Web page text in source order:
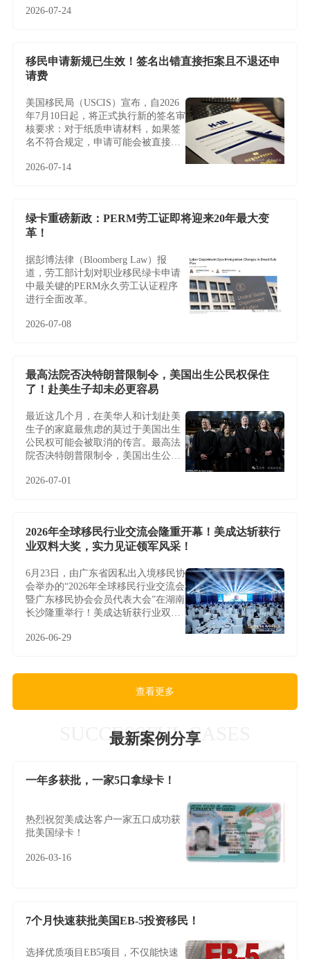
了一层特别的意义。
2026-07-24
移民申请新规已生效！签名出错直接拒案且不退还申
请费
美国移民局（USCIS）宣布，自2026
年7月10日起，将正式执行新的签名审
核要求：对于纸质申请材料，如果签
名不符合规定，申请可能会被直接拒
改机会。
2026-07-14
绿卡重磅新政：PERM劳工证即将迎来20年最大变
革！
据彭博法律（Bloomberg Law）报
道，劳工部计划对职业移民绿卡申请
中最关键的PERM永久劳工认证程序
进行全面改革。
2026-07-08
最高法院否决特朗普限制令，美国出生公民权保住
了！赴美生子却未必更容易
最近这几个月，在美华人和计划赴美
生子的家庭最焦虑的莫过于美国出生
公民权可能会被取消的传言。最高法
院否决特朗普限制令，美国出生公民
2026-07-01
2026年全球移民行业交流会隆重开幕！美成达斩获行
业双料大奖，实力见证领军风采！
6月23日，由广东省因私出入境移民协
会举办的“2026年全球移民行业交流会
暨广东移民协会会员代表大会”在湖南
长沙隆重举行！美成达斩获行业双料
2026-06-29
查看更多
SUCCESSFUL CASES
最新案例分享
一年多获批，一家5口拿绿卡！
热烈祝贺美成达客户一家五口成功获
批美国绿卡！
2026-03-16
7个月快速获批美国EB-5投资移民！
选择优质项目EB5项目，不仅能快速